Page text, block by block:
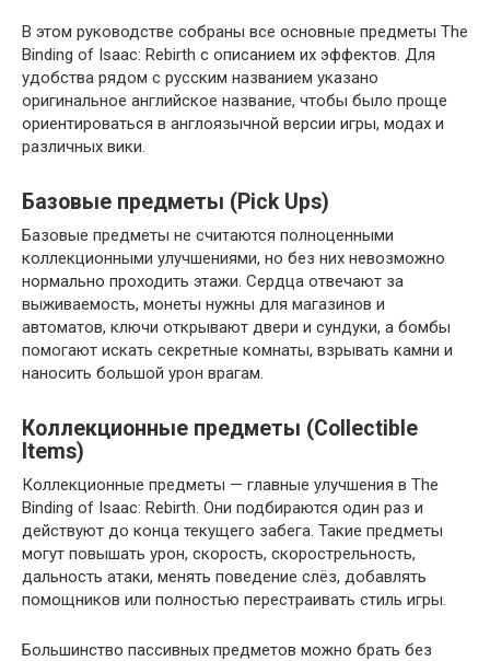
В этом руководстве собраны все основные предметы The
Binding of Isaac: Rebirth с описанием их эффектов. Для
удобства рядом с русским названием указано
оригинальное английское название, чтобы было проще
ориентироваться в англоязычной версии игры, модах и
различных вики.
Базовые предметы (Pick Ups)
Базовые предметы не считаются полноценными
коллекционными улучшениями, но без них невозможно
нормально проходить этажи. Сердца отвечают за
выживаемость, монеты нужны для магазинов и
автоматов, ключи открывают двери и сундуки, а бомбы
помогают искать секретные комнаты, взрывать камни и
наносить большой урон врагам.
Коллекционные предметы (Collectible
Items)
Коллекционные предметы — главные улучшения в The
Binding of Isaac: Rebirth. Они подбираются один раз и
действуют до конца текущего забега. Такие предметы
могут повышать урон, скорость, скорострельность,
дальность атаки, менять поведение слёз, добавлять
помощников или полностью перестраивать стиль игры.
Большинство пассивных предметов можно брать без